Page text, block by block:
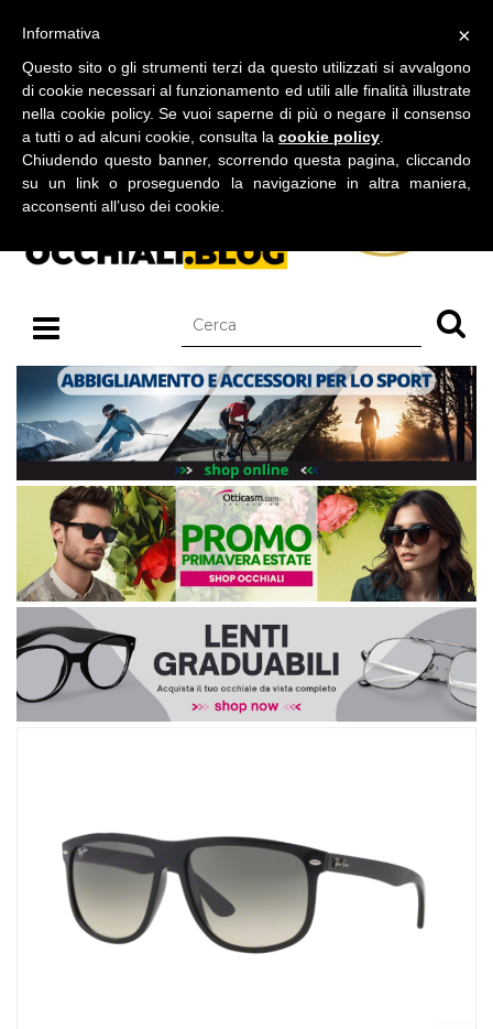
BLOG SU OCCHIALI DA SOLE E OCCHIALI DA VISTA
×
Informativa
Questo sito o gli strumenti terzi da questo utilizzati si avvalgono
di cookie necessari al funzionamento ed utili alle finalità illustrate
nella cookie policy. Se vuoi saperne di più o negare il consenso
a tutti o ad alcuni cookie, consulta la cookie policy
Chiudendo questo banner, scorrendo questa pagina, cliccando
su un link o proseguendo la navigazione in altra maniera,
acconsenti all’uso dei cookie.